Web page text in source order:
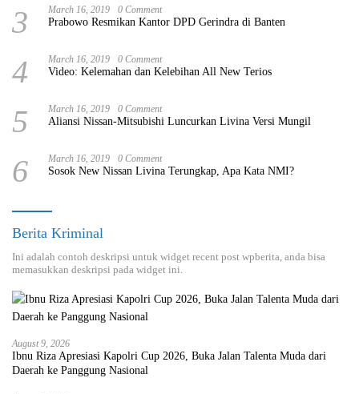
3 March 16, 2019 0 Comment
Prabowo Resmikan Kantor DPD Gerindra di Banten
4 March 16, 2019 0 Comment
Video: Kelemahan dan Kelebihan All New Terios
5 March 16, 2019 0 Comment
Aliansi Nissan-Mitsubishi Luncurkan Livina Versi Mungil
6 March 16, 2019 0 Comment
Sosok New Nissan Livina Terungkap, Apa Kata NMI?
Berita Kriminal
Ini adalah contoh deskripsi untuk widget recent post wpberita, anda bisa
memasukkan deskripsi pada widget ini.
August 9, 2026
Ibnu Riza Apresiasi Kapolri Cup 2026, Buka Jalan Talenta Muda dari
Daerah ke Panggung Nasional